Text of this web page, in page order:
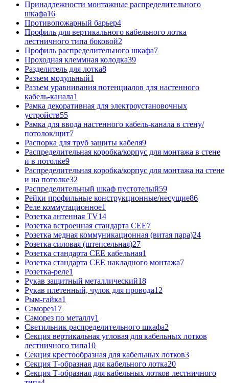
Принадлежности монтажные распределительного
шкафа16
Противопожарный барьер4
Профиль для вертикального кабельного лотка
лестничного типа боковой2
Профиль распределительного шкафа7
Проходная клеммная колодка39
Разделитель для лотка8
Разъем модульный1
Разъем уравнивания потенциалов для настенного
кабель-канала1
Рамка декоративная для электроустановочных
устройств55
Рамка для ввода настенного кабель-канала в стену/
потолок/щит7
Распорка для труб защиты кабеля9
Распределительная коробка/корпус для монтажа в стене
и в потолке9
Распределительная коробка/корпус для монтажа на стене
и на потолке32
Распределительный шкаф пустотелый59
Рейки профильные конструкционные/несущие86
Реле коммутационное1
Розетка антенная TV14
Розетка встроенная стандарта CEE7
Розетка медная коммуникационная (витая пара)24
Розетка силовая (штепсельная)27
Розетка стандарта СЕЕ кабельная1
Розетка стандарта СЕЕ накладного монтажа7
Розетка-реле1
Рукав защитный металлический18
Рукав плетенный, чулок для провода12
Рым-гайка1
Саморез17
Саморез по металлу1
Светильник распределительного шкафа2
Секция вертикальная угловая для кабельных лотков
лестничного типа10
Секция крестообразная для кабельных лотков3
Секция Т-образная для кабельного лотка20
Секция Т-образная для кабельных лотков лестничного